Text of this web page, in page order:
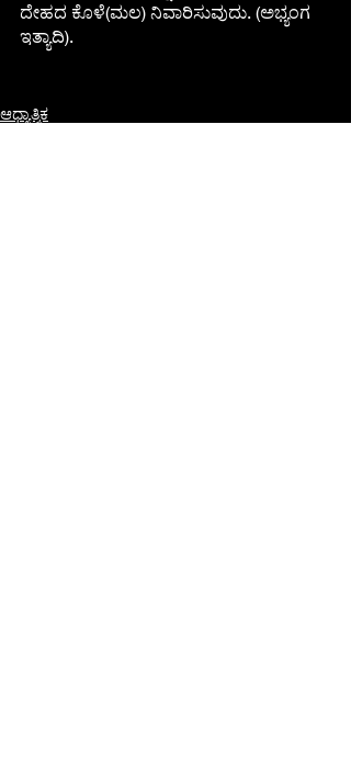
ದೇಹದ ಕೊಳೆ(ಮಲ) ನಿವಾರಿಸುವುದು. (ಅಭ್ಯಂಗ
ಇತ್ಯಾದಿ).
ಆಧ್ಯಾತ್ಮಿಕ